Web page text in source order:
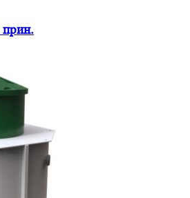
прин.